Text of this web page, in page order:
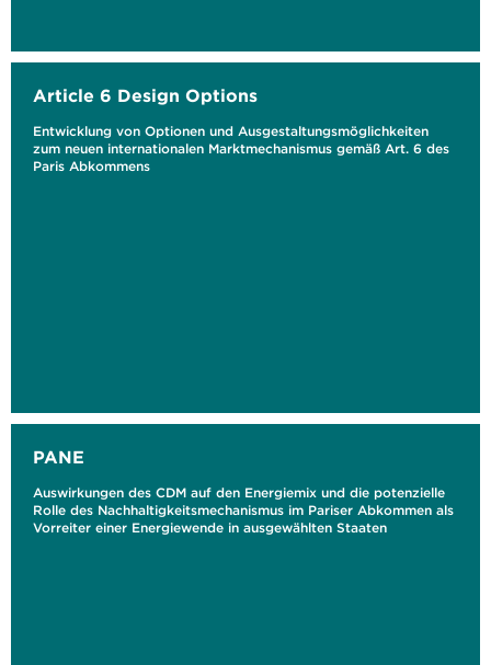
Article 6 Design Options
Entwicklung von Optionen und Ausgestaltungsmöglichkeiten
zum neuen internationalen Marktmechanismus gemäß Art. 6 des
Paris Abkommens
PANE
Auswirkungen des CDM auf den Energiemix und die potenzielle
Rolle des Nachhaltigkeitsmechanismus im Pariser Abkommen als
Vorreiter einer Energiewende in ausgewählten Staaten